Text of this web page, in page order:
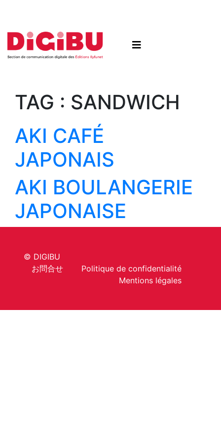
TAG : SANDWICH
AKI CAFÉ
JAPONAIS
AKI BOULANGERIE
JAPONAISE
© DIGIBU
お問合せ
Politique de confidentialité
Mentions légales